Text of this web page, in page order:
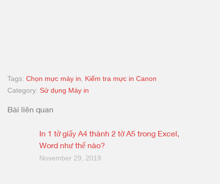
Tags: Chọn mực máy in
Kiểm tra mực in Canon
Category: Sử dụng Máy in
Bài liên quan
In 1 tờ giấy A4 thành 2 tờ A5 trong Excel,
Word như thế nào?
November 29, 2019